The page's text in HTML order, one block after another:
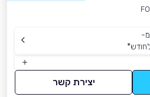
מ-
*
יצירת קשר